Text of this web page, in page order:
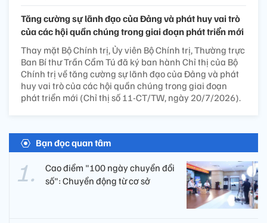
Tăng cường sự lãnh đạo của Đảng và phát huy vai trò
của các hội quần chúng trong giai đoạn phát triển mới
Thay mặt Bộ Chính trị, Ủy viên Bộ Chính trị, Thường trực
Ban Bí thư Trần Cẩm Tú đã ký ban hành Chỉ thị của Bộ
Chính trị về tăng cường sự lãnh đạo của Đảng và phát
huy vai trò của các hội quần chúng trong giai đoạn
phát triển mới (Chỉ thị số 11-CT/TW, ngày 20/7/2026).
Bạn đọc quan tâm
Cao điểm "100 ngày chuyển đổi
số": Chuyển động từ cơ sở